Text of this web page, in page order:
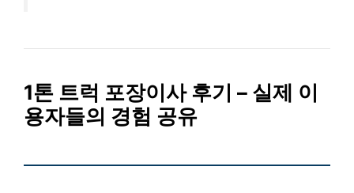
1톤 트럭 포장이사 후기 – 실제 이
용자들의 경험 공유